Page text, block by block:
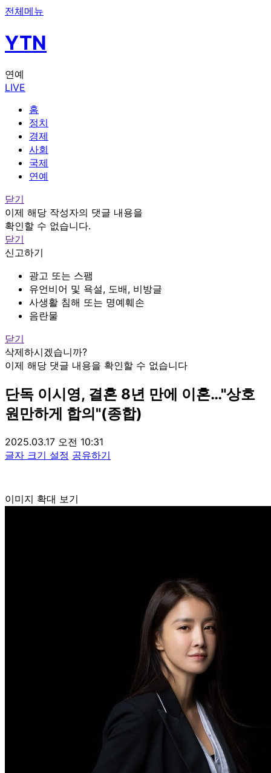
전체메뉴
YTN
연예
LIVE
홈
정치
경제
사회
국제
연예
닫기
이제 해당 작성자의 댓글 내용을
확인할 수 없습니다.
닫기
신고하기
광고 또는 스팸
유언비어 및 욕설, 도배, 비방글
사생활 침해 또는 명예훼손
음란물
닫기
삭제하시겠습니까?
이제 해당 댓글 내용을 확인할 수 없습니다
단독 이시영, 결혼 8년 만에 이혼…"상호
원만하게 합의"(종합)
2025.03.17 오전 10:31
글자 크기 설정 공유하기
이미지 확대 보기